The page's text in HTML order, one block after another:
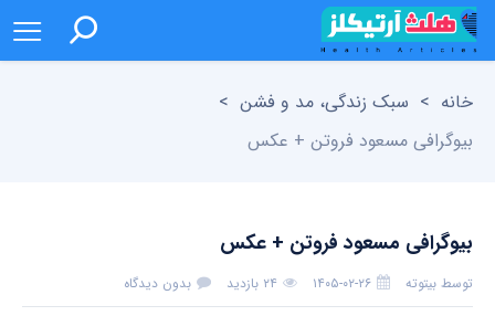
خانه > سبک زندگی، مد و فشن >
بیوگرافی مسعود فروتن + عکس
بیوگرافی مسعود فروتن + عکس
توسط بیتوته ۱۴۰۵-۰۲-۲۶ ۲۴ بازدید بدون دیدگاه